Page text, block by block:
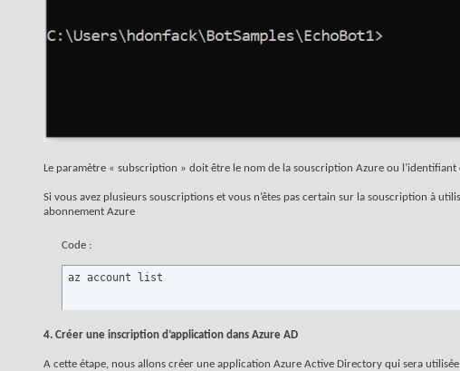
Le paramètre « subscription » doit être le nom de la souscription Azure ou l’identifiant
Si vous avez plusieurs souscriptions et vous n’êtes pas certain sur la souscription à
abonnement Azure
Code :
az account list
4. Créer une inscription d’application dans Azure AD
A cette étape, nous allons créer une application Azure Active Directory qui sera